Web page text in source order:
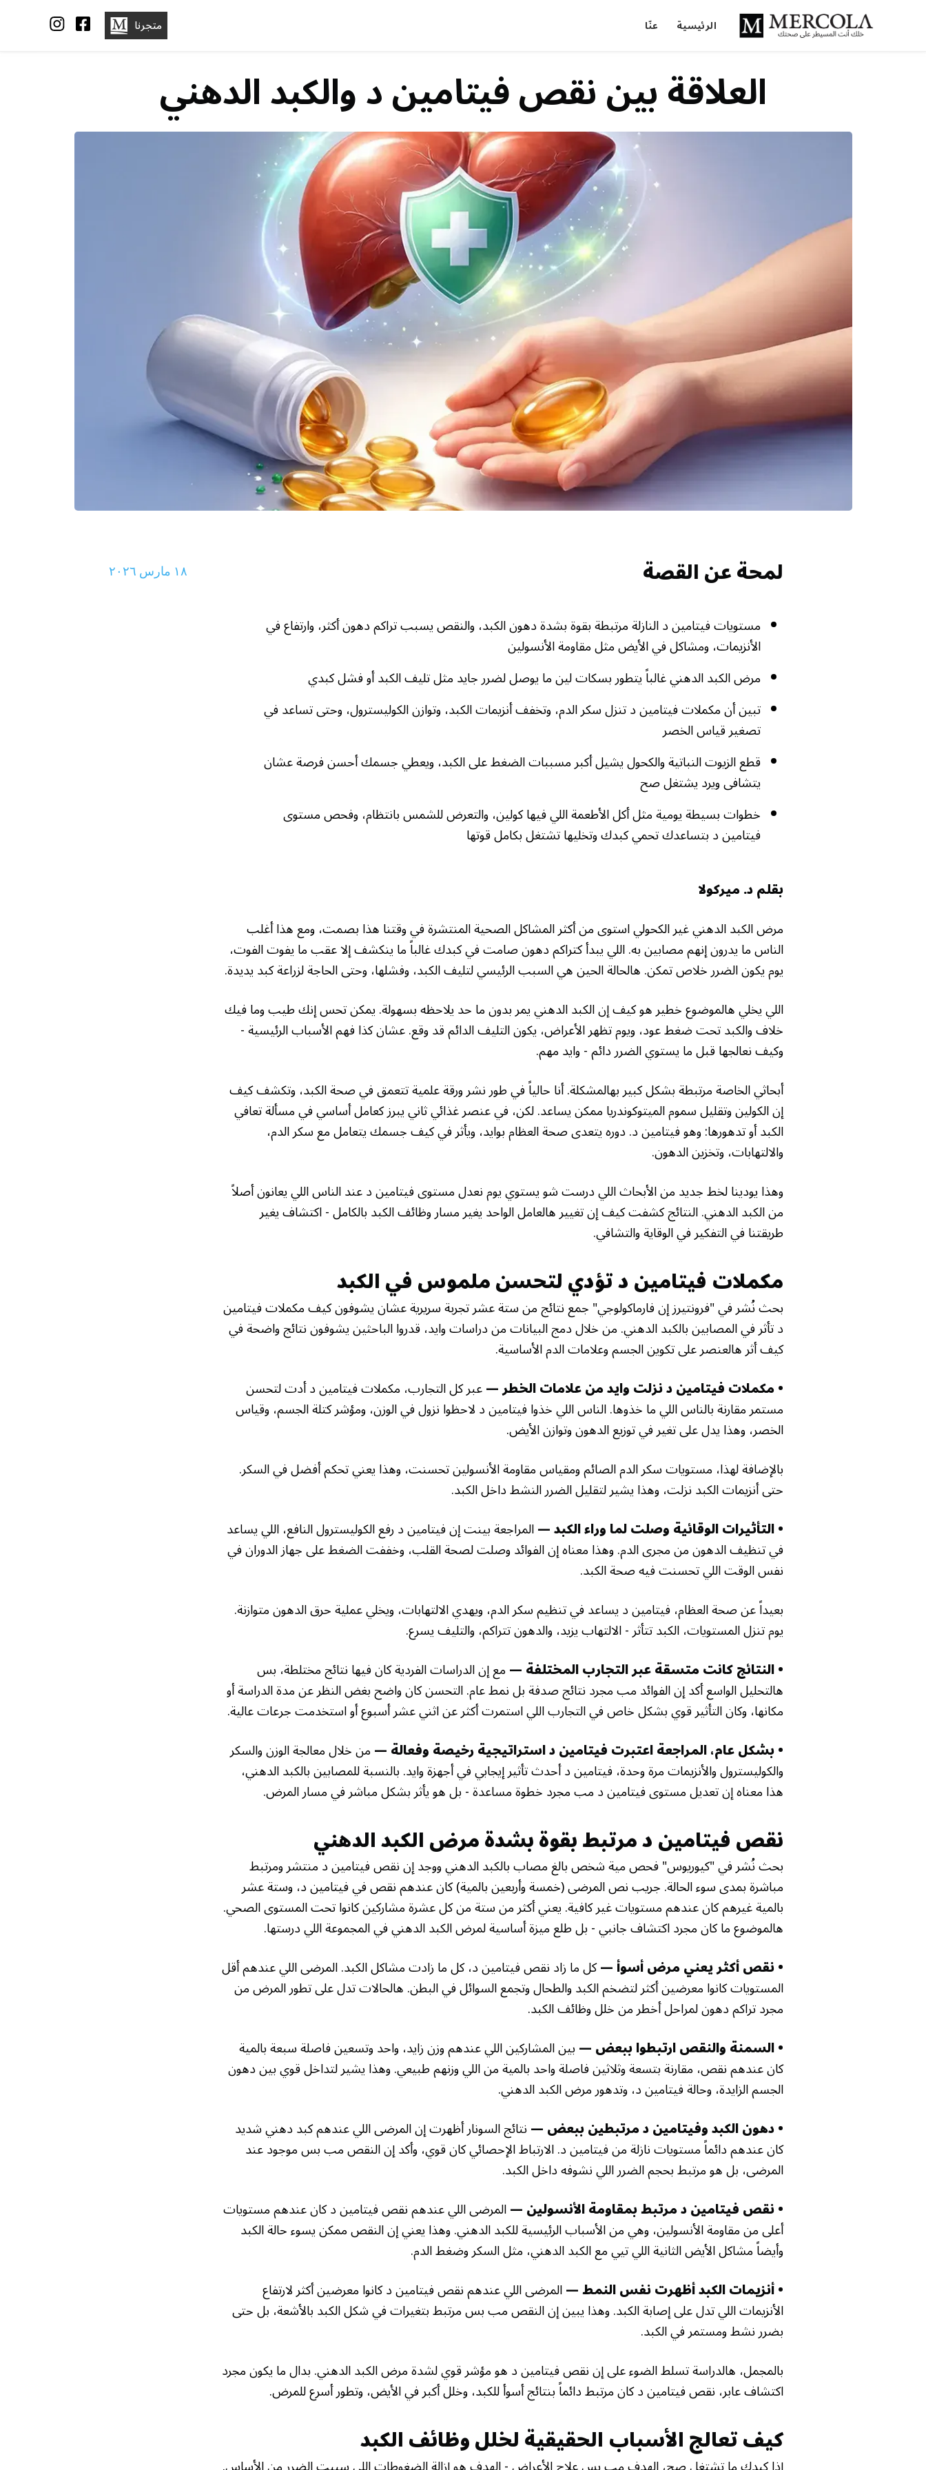
الرئيسية عنّا متجرنا
العلاقة بين نقص فيتامين د والكبد الدهني
١٨ مارس ٢٠٢٦ لمحة عن القصة
مستويات فيتامين د النازلة مرتبطة بقوة بشدة دهون الكبد، والنقص يسبب تراكم دهون أكثر، وارتفاع في
الأنزيمات، ومشاكل في الأيض مثل مقاومة الأنسولين
مرض الكبد الدهني غالباً يتطور بسكات لين ما يوصل لضرر جايد مثل تليف الكبد أو فشل كبدي
تبين أن مكملات فيتامين د تنزل سكر الدم، وتخفف أنزيمات الكبد، وتوازن الكوليسترول، وحتى تساعد في
تصغير قياس الخصر
قطع الزيوت النباتية والكحول يشيل أكبر مسببات الضغط على الكبد، ويعطي جسمك أحسن فرصة عشان
يتشافى ويرد يشتغل صح
خطوات بسيطة يومية مثل أكل الأطعمة اللي فيها كولين، والتعرض للشمس بانتظام، وفحص مستوى
فيتامين د بتساعدك تحمي كبدك وتخليها تشتغل بكامل قوتها
بقلم د. ميركولا
مرض الكبد الدهني غير الكحولي استوى من أكثر المشاكل الصحية المنتشرة في وقتنا هذا بصمت، ومع هذا أغلب
الناس ما يدرون إنهم مصابين به. اللي يبدأ كتراكم دهون صامت في كبدك غالباً ما ينكشف إلا عقب ما يفوت الفوت،
يوم يكون الضرر خلاص تمكن. هالحالة الحين هي السبب الرئيسي لتليف الكبد، وفشلها، وحتى الحاجة لزراعة كبد يديدة.
اللي يخلي هالموضوع خطير هو كيف إن الكبد الدهني يمر بدون ما حد يلاحظه بسهولة. يمكن تحس إنك طيب وما فيك
خلاف والكبد تحت ضغط عود، ويوم تظهر الأعراض، يكون التليف الدائم قد وقع. عشان كذا فهم الأسباب الرئيسية -
وكيف نعالجها قبل ما يستوي الضرر دائم - وايد مهم.
أبحاثي الخاصة مرتبطة بشكل كبير بهالمشكلة. أنا حالياً في طور نشر ورقة علمية تتعمق في صحة الكبد، وتكشف كيف
إن الكولين وتقليل سموم الميتوكوندريا ممكن يساعد. لكن، في عنصر غذائي ثاني يبرز كعامل أساسي في مسألة تعافي
الكبد أو تدهورها: وهو فيتامين د. دوره يتعدى صحة العظام بوايد، ويأثر في كيف جسمك يتعامل مع سكر الدم،
والالتهابات، وتخزين الدهون.
وهذا يودينا لخط جديد من الأبحاث اللي درست شو يستوي يوم نعدل مستوى فيتامين د عند الناس اللي يعانون أصلاً
من الكبد الدهني. النتائج كشفت كيف إن تغيير هالعامل الواحد يغير مسار وظائف الكبد بالكامل - اكتشاف يغير
طريقتنا في التفكير في الوقاية والتشافي.
مكملات فيتامين د تؤدي لتحسن ملموس في الكبد
بحث نُشر في "فرونتيرز إن فارماكولوجي" جمع نتائج من ستة عشر تجربة سريرية عشان يشوفون كيف مكملات فيتامين
د تأثر في المصابين بالكبد الدهني. من خلال دمج البيانات من دراسات وايد، قدروا الباحثين يشوفون نتائج واضحة في
كيف أثر هالعنصر على تكوين الجسم وعلامات الدم الأساسية.
• مكملات فيتامين د نزلت وايد من علامات الخطر —عبر كل التجارب، مكملات فيتامين د أدت لتحسن
مستمر مقارنة بالناس اللي ما خذوها. الناس اللي خذوا فيتامين د لاحظوا نزول في الوزن، ومؤشر كتلة الجسم، وقياس
الخصر، وهذا يدل على تغير في توزيع الدهون وتوازن الأيض.
بالإضافة لهذا، مستويات سكر الدم الصائم ومقياس مقاومة الأنسولين تحسنت، وهذا يعني تحكم أفضل في السكر.
حتى أنزيمات الكبد نزلت، وهذا يشير لتقليل الضرر النشط داخل الكبد.
• التأثيرات الوقائية وصلت لما وراء الكبد —المراجعة بينت إن فيتامين د رفع الكوليسترول النافع، اللي يساعد
في تنظيف الدهون من مجرى الدم. وهذا معناه إن الفوائد وصلت لصحة القلب، وخففت الضغط على جهاز الدوران في
نفس الوقت اللي تحسنت فيه صحة الكبد.
بعيداً عن صحة العظام، فيتامين د يساعد في تنظيم سكر الدم، ويهدي الالتهابات، ويخلي عملية حرق الدهون متوازنة.
يوم تنزل المستويات، الكبد تتأثر - الالتهاب يزيد، والدهون تتراكم، والتليف يسرع.
• النتائج كانت متسقة عبر التجارب المختلفة —مع إن الدراسات الفردية كان فيها نتائج مختلطة، بس
هالتحليل الواسع أكد إن الفوائد مب مجرد نتائج صدفة بل نمط عام. التحسن كان واضح بغض النظر عن مدة الدراسة أو
مكانها، وكان التأثير قوي بشكل خاص في التجارب اللي استمرت أكثر عن اثني عشر أسبوع أو استخدمت جرعات عالية.
• بشكل عام، المراجعة اعتبرت فيتامين د استراتيجية رخيصة وفعالة —من خلال معالجة الوزن والسكر
والكوليسترول والأنزيمات مرة وحدة، فيتامين د أحدث تأثير إيجابي في أجهزة وايد. بالنسبة للمصابين بالكبد الدهني،
هذا معناه إن تعديل مستوى فيتامين د مب مجرد خطوة مساعدة - بل هو يأثر بشكل مباشر في مسار المرض.
نقص فيتامين د مرتبط بقوة بشدة مرض الكبد الدهني
بحث نُشر في "كيوريوس" فحص مية شخص بالغ مصاب بالكبد الدهني ووجد إن نقص فيتامين د منتشر ومرتبط
مباشرة بمدى سوء الحالة. جريب نص المرضى (خمسة وأربعين بالمية) كان عندهم نقص في فيتامين د، وستة عشر
بالمية غيرهم كان عندهم مستويات غير كافية. يعني أكثر من ستة من كل عشرة مشاركين كانوا تحت المستوى الصحي.
هالموضوع ما كان مجرد اكتشاف جانبي - بل طلع ميزة أساسية لمرض الكبد الدهني في المجموعة اللي درستها.
• نقص أكثر يعني مرض أسوأ —كل ما زاد نقص فيتامين د، كل ما زادت مشاكل الكبد. المرضى اللي عندهم أقل
المستويات كانوا معرضين أكثر لتضخم الكبد والطحال وتجمع السوائل في البطن. هالحالات تدل على تطور المرض من
مجرد تراكم دهون لمراحل أخطر من خلل وظائف الكبد.
• السمنة والنقص ارتبطوا ببعض —بين المشاركين اللي عندهم وزن زايد، واحد وتسعين فاصلة سبعة بالمية
كان عندهم نقص، مقارنة بتسعة وثلاثين فاصلة واحد بالمية من اللي وزنهم طبيعي. وهذا يشير لتداخل قوي بين دهون
الجسم الزايدة، وحالة فيتامين د، وتدهور مرض الكبد الدهني.
• دهون الكبد وفيتامين د مرتبطين ببعض —نتائج السونار أظهرت إن المرضى اللي عندهم كبد دهني شديد
كان عندهم دائماً مستويات نازلة من فيتامين د. الارتباط الإحصائي كان قوي، وأكد إن النقص مب بس موجود عند
المرضى، بل هو مرتبط بحجم الضرر اللي نشوفه داخل الكبد.
• نقص فيتامين د مرتبط بمقاومة الأنسولين —المرضى اللي عندهم نقص فيتامين د كان عندهم مستويات
أعلى من مقاومة الأنسولين، وهي من الأسباب الرئيسية للكبد الدهني. وهذا يعني إن النقص ممكن يسوء حالة الكبد
وأيضاً مشاكل الأيض الثانية اللي تيي مع الكبد الدهني، مثل السكر وضغط الدم.
• أنزيمات الكبد أظهرت نفس النمط —المرضى اللي عندهم نقص فيتامين د كانوا معرضين أكثر لارتفاع
الأنزيمات اللي تدل على إصابة الكبد. وهذا يبين إن النقص مب بس مرتبط بتغيرات في شكل الكبد بالأشعة، بل حتى
بضرر نشط ومستمر في الكبد.
بالمجمل، هالدراسة تسلط الضوء على إن نقص فيتامين د هو مؤشر قوي لشدة مرض الكبد الدهني. بدال ما يكون مجرد
اكتشاف عابر، نقص فيتامين د كان مرتبط دائماً بنتائج أسوأ للكبد، وخلل أكبر في الأيض، وتطور أسرع للمرض.
كيف تعالج الأسباب الحقيقية لخلل وظائف الكبد
×
اشترك مجانًا في "أول نشرة صحة
خُذ كل المعلومات عن الصحة مِن مصدرك المفضل، بدون رقابة
ولا تجسس إلكتروني. خلينا نحمي الخصوصية وحرية التعبير.
اشترك الحين!
اطَّلع على شروط الخصوصية حقنا